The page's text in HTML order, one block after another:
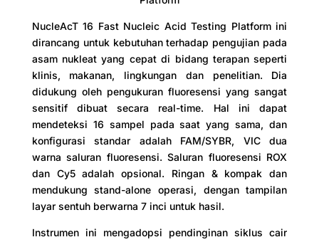
NucleAcT 16 Fast Nucleic Acid Testing Platform ini
dirancang untuk kebutuhan terhadap pengujian pada
asam nukleat yang cepat di bidang terapan seperti
klinis, makanan, lingkungan dan penelitian. Dia
didukung oleh pengukuran fluoresensi yang sangat
sensitif dibuat secara real-time. Hal ini dapat
mendeteksi 16 sampel pada saat yang sama, dan
konfigurasi standar adalah FAM/SYBR, VIC dua
warna saluran fluoresensi. Saluran fluoresensi ROX
dan Cy5 adalah opsional. Ringan & kompak dan
mendukung stand-alone operasi, dengan tampilan
layar sentuh berwarna 7 inci untuk hasil.
Instrumen ini mengadopsi pendinginan siklus cair